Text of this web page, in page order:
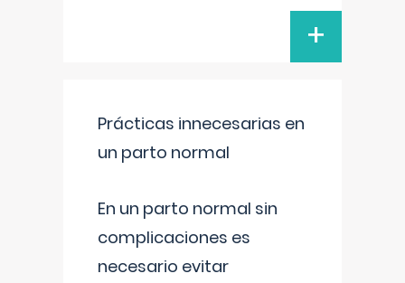
+
Prácticas innecesarias en
un parto normal
En un parto normal sin
complicaciones es
necesario evitar